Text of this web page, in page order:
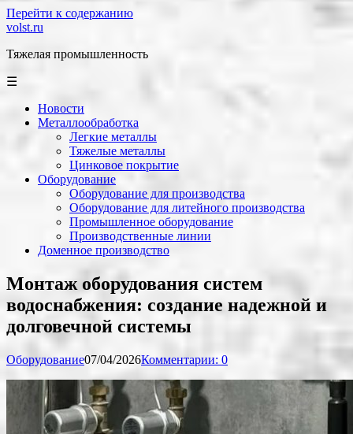
Перейти к содержанию
volst.ru
Тяжелая промышленность
☰
Новости
Металлообработка
Легкие металлы
Тяжелые металлы
Цинковое покрытие
Оборудование
Оборудование для производства
Оборудование для литейного производства
Промышленное оборудование
Производственные линии
Доменное производство
Монтаж оборудования систем
водоснабжения: создание надежной и
долговечной системы
Оборудование07/04/2026Комментарии: 0